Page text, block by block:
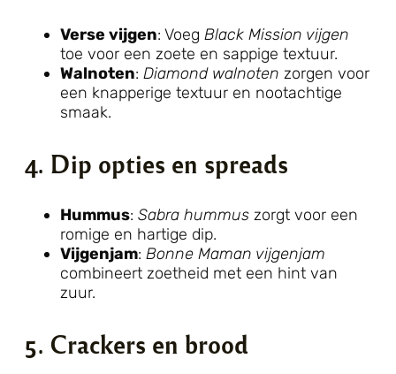
Verse vijgen: Voeg Black Mission vijgen
toe voor een zoete en sappige textuur.
Walnoten: Diamond walnoten zorgen voor
een knapperige textuur en nootachtige
smaak.
4. Dip opties en spreads
Hummus: Sabra hummus zorgt voor een
romige en hartige dip.
Vijgenjam: Bonne Maman vijgenjam
combineert zoetheid met een hint van
zuur.
5. Crackers en brood